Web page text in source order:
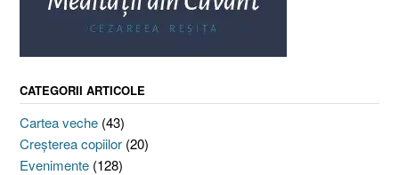
CATEGORII ARTICOLE
Cartea veche (43)
Creşterea copiilor (20)
Evenimente (128)